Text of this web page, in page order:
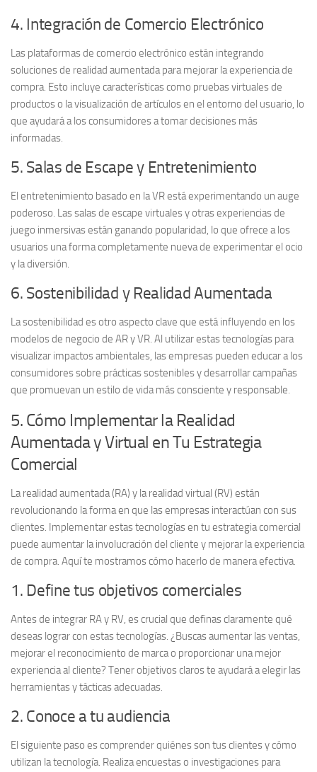
4. Integración de Comercio Electrónico
Las plataformas de comercio electrónico están integrando
soluciones de realidad aumentada para mejorar la experiencia de
compra. Esto incluye características como pruebas virtuales de
productos o la visualización de artículos en el entorno del usuario, lo
que ayudará a los consumidores a tomar decisiones más
informadas.
5. Salas de Escape y Entretenimiento
El entretenimiento basado en la VR está experimentando un auge
poderoso. Lassalas de escape virtualesy otras experiencias de
juego inmersivas están ganando popularidad, lo que ofrece a los
usuarios una forma completamente nueva de experimentar el ocio
y la diversión.
6. Sostenibilidad y Realidad Aumentada
La sostenibilidad es otro aspecto clave que está influyendo en los
modelos de negocio de AR y VR. Al utilizar estas tecnologías para
visualizar impactos ambientales, las empresas pueden educar a los
consumidores sobre prácticas sostenibles y desarrollar campañas
que promuevan un estilo de vida más consciente y responsable.
5. Cómo Implementar la Realidad
Aumentada y Virtual en Tu Estrategia
Comercial
Larealidad aumentada (RA) y larealidad virtual (RV) están
revolucionando la forma en que las empresas interactúan con sus
clientes. Implementar estas tecnologías en tu estrategia comercial
puede aumentar lainvolucración del cliente y mejorar la experiencia
de compra. Aquí te mostramos cómo hacerlo de manera efectiva.
1. Define tus objetivos comerciales
Antes de integrar RA y RV, es crucial que definas claramente qué
deseas lograrcon estas tecnologías. ¿Buscas aumentar las ventas,
mejorar el reconocimiento de marca o proporcionar una mejor
experiencia al cliente? Tener objetivos claros te ayudará a elegir las
herramientas y tácticas adecuadas.
2. Conoce a tu audiencia
El siguiente paso es comprender quiénes son tus clientes ycómo
utilizan la tecnología. Realiza encuestas o investigaciones para